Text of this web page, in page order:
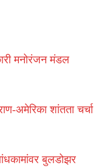
मनोरंजन मंडल
अमेरिका शांतता चर्चा
बुलडोझर